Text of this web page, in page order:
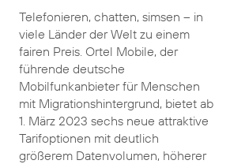
Telefonieren, chatten, simsen – in
viele Länder der Welt zu einem
fairen Preis. Ortel Mobile, der
führende deutsche
Mobilfunkanbieter für Menschen
mit Migrationshintergrund, bietet ab
1. März 2023 sechs neue attraktive
Tarifoptionen mit deutlich
größerem Datenvolumen, höherer